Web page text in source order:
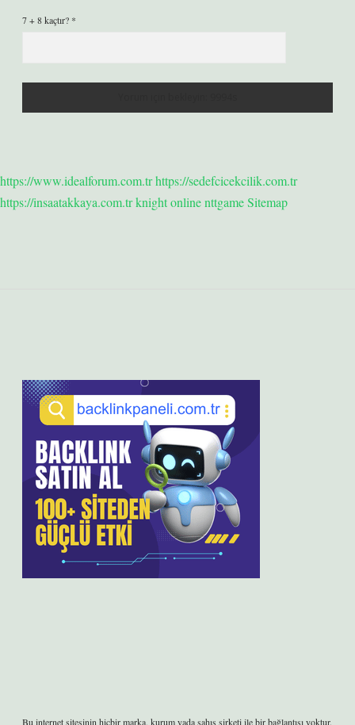
7 + 8 kaçtır? *
https://www.idealforum.com.trhttps://sedefcicekcilik.com.tr
https://insaatakkaya.com.trknight onlinenttgameSitemap
Bu internet sitesinin hiçbir marka, kurum yada şahıs şirketi ile bir bağlantısı yoktur.